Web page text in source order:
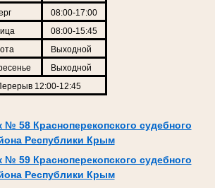
08:00-17:00
08:00-15:45
Выходной
Выходной
12:00-12:45
№ 58 Красноперекопского судебного
Республики Крым
№ 59 Красноперекопского судебного
Республики Крым